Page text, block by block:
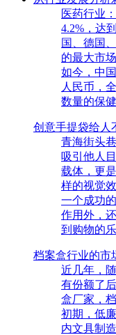
医药行业
4.2%，达
国、德国
的最大市
如今，中
人民币，
数量的保
创意手提袋给人
青海街头
吸引他人
载体，更
样的视觉
一个成功
作用外，
到购物的
档案盒行业的市
近几年，
有份额了
盒厂家，
初期，低
内文具制